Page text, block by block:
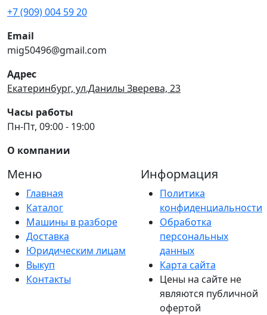
+7 (909) 004 59 20
Email
mig50496@gmail.com
Адрес
Екатеринбург, ул.Данилы Зверева, 23
Часы работы
Пн-Пт, 09:00 - 19:00
О компании
Меню
Главная
Каталог
Машины в разборе
Доставка
Юридическим лицам
Выкуп
Контакты
Информация
Политика
конфиденциальности
Обработка
персональных
данных
Карта сайта
Цены на сайте не
являются публичной
офертой